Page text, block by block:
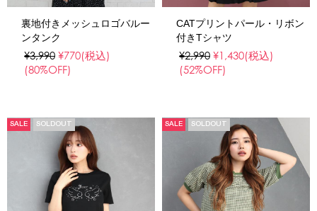
裏地付きメッシュロゴバルー
ンタンク
¥3,990 ¥770(税込)
(80%OFF)
CATプリントパール・リボン
付きTシャツ
¥2,990 ¥1,430(税込)
(52%OFF)
SALE SOLDOUT SALE SOLDOUT